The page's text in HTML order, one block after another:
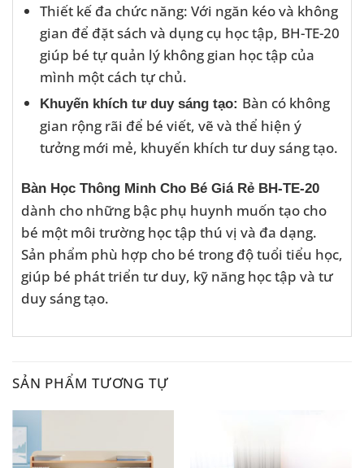
Thiết kế đa chức năng: Với ngăn kéo và không
gian để đặt sách và dụng cụ học tập, BH-TE-20
giúp bé tự quản lý không gian học tập của
mình một cách tự chủ.
Khuyến khích tư duy sáng tạo: Bàn có không
gian rộng rãi để bé viết, vẽ và thể hiện ý
tưởng mới mẻ, khuyến khích tư duy sáng tạo.
Bàn Học Thông Minh Cho Bé Giá Rẻ BH-TE-20
dành cho những bậc phụ huynh muốn tạo cho
bé một môi trường học tập thú vị và đa dạng.
Sản phẩm phù hợp cho bé trong độ tuổi tiểu học,
giúp bé phát triển tư duy, kỹ năng học tập và tư
duy sáng tạo.
SẢN PHẨM TƯƠNG TỰ